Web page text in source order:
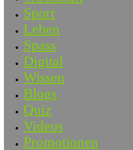
Sport
Leben
Spass
Digital
Wissen
Blogs
Quiz
Videos
Promotionen